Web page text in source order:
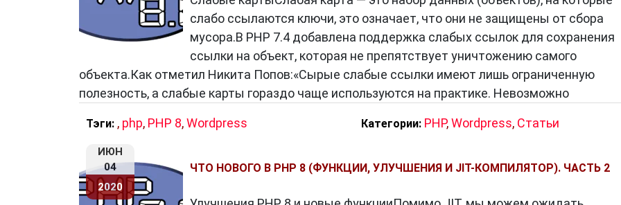
слабо ссылаются ключи, это означает, что они не защищены от сбора
мусора.В PHP 7.4 добавлена поддержка слабых ссылок для сохранения
ссылки на объект, которая не препятствует уничтожению самого
объекта.Как отметил Никита Попов:«Сырые слабые ссылки имеют лишь ограниченную
полезность, а слабые карты гораздо чаще используются на практике. Невозможно
Тэги: , php, PHP 8,Wordpress Категории: PHP,Wordpress, Статьи
ИЮН
04
2020
ЧТО НОВОГО В PHP 8 (ФУНКЦИИ, УЛУЧШЕНИЯ И JIT-КОМПИЛЯТОР). ЧАСТЬ 2